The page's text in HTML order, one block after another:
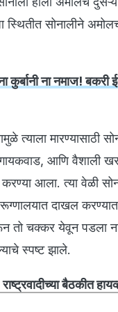
स्थितीत सोनालीने
ना नमाज!
त्याला
आणि वैशाली
आला. त्या वेळी
रूग्णालयात दाखल
तो चक्कर येवून पडला
स्पष्ट झाले.
बैठकीत